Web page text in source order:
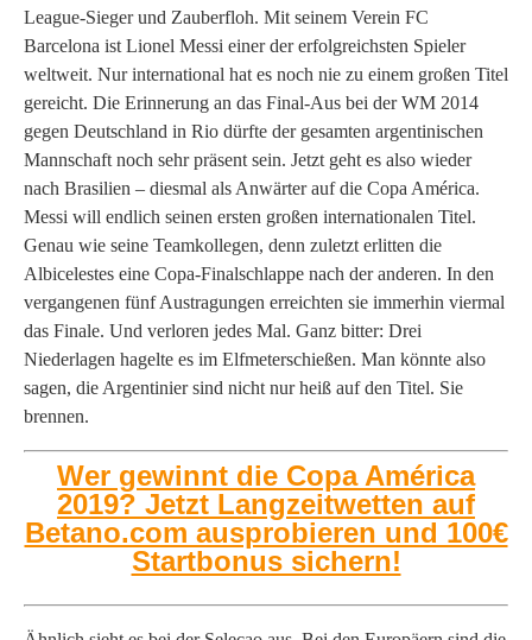
League-Sieger und Zauberfloh. Mit seinem Verein FC
Barcelona ist Lionel Messi einer der erfolgreichsten Spieler
weltweit. Nur international hat es noch nie zu einem großen Titel
gereicht. Die Erinnerung an das Final-Aus bei der WM 2014
gegen Deutschland in Rio dürfte der gesamten argentinischen
Mannschaft noch sehr präsent sein. Jetzt geht es also wieder
nach Brasilien – diesmal als Anwärter auf die Copa América.
Messi will endlich seinen ersten großen internationalen Titel.
Genau wie seine Teamkollegen, denn zuletzt erlitten die
Albicelestes eine Copa-Finalschlappe nach der anderen. In den
vergangenen fünf Austragungen erreichten sie immerhin viermal
das Finale. Und verloren jedes Mal. Ganz bitter: Drei
Niederlagen hagelte es im Elfmeterschießen. Man könnte also
sagen, die Argentinier sind nicht nur heiß auf den Titel. Sie
brennen.
Wer gewinnt die Copa América
2019? Jetzt Langzeitwetten auf
Betano.com ausprobieren und 100€
Startbonus sichern!